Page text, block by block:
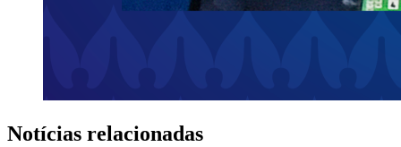
Notícias relacionadas